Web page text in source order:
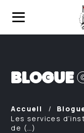
BLOGUE
Accueil
Les services
de (…)